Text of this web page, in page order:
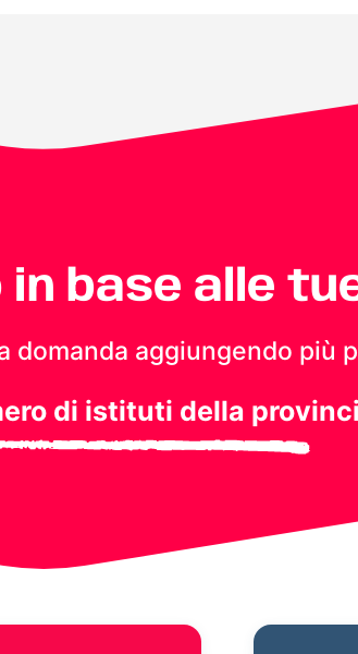
base alle
aggiungendo più
di istituti della